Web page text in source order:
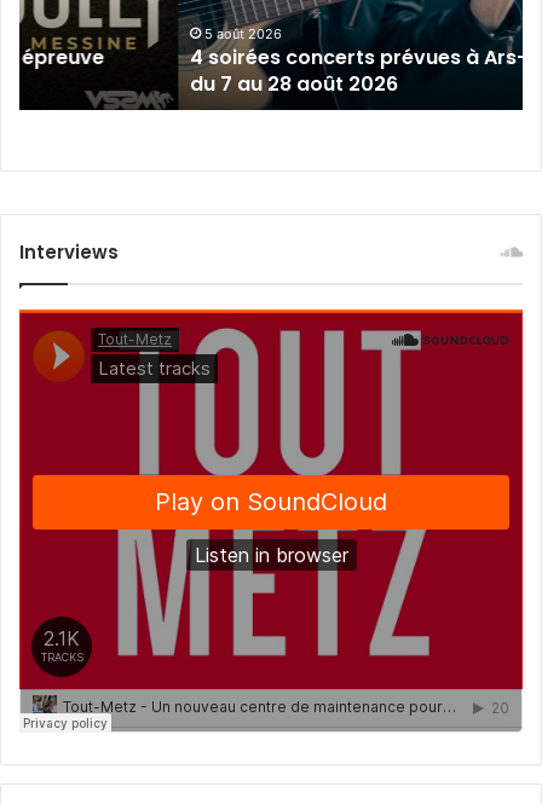
sur-
Moselle
au
5 août 2026
4 soirées concerts prévues à Ars-sur-
du 7 au 28 août 2026
Interviews